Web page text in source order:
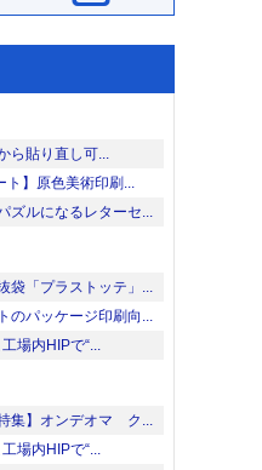
ら貼り直し可...
ト】原色美術印刷...
ルになるレターセ...
「プラストッテ」...
パッケージ印刷向...
場内HIPで“...
集】オンデオマ ク...
場内HIPで“...